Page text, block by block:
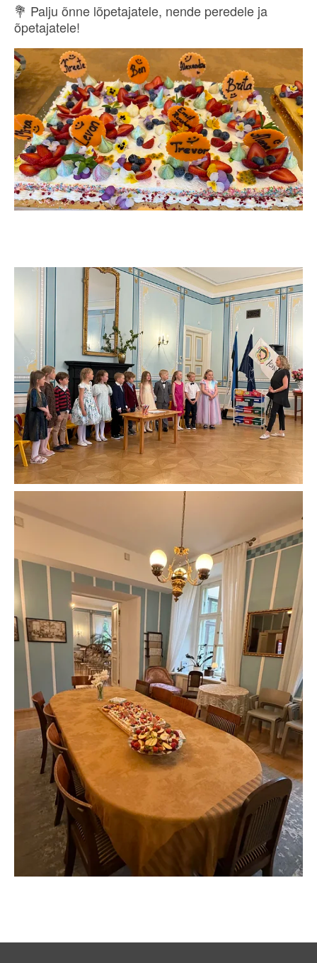
💐 Palju õnne lõpetajatele, nende peredele ja
õpetajatele!